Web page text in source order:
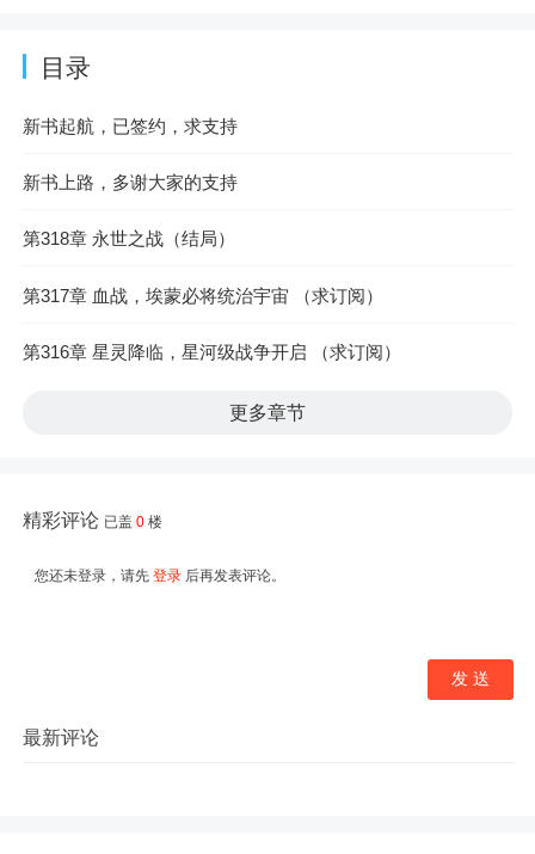
目录
新书起航，已签约，求支持
新书上路，多谢大家的支持
第318章 永世之战（结局）
第317章 血战，埃蒙必将统治宇宙 （求订阅）
第316章 星灵降临，星河级战争开启 （求订阅）
更多章节